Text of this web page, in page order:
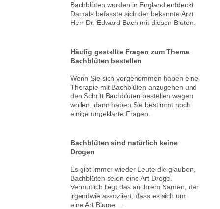
Bachblüten wurden in England entdeckt.
Damals befasste sich der bekannte Arzt
Herr Dr. Edward Bach mit diesen Blüten.
Häufig gestellte Fragen zum Thema
Bachblüten bestellen
Wenn Sie sich vorgenommen haben eine
Therapie mit Bachblüten anzugehen und
den Schritt Bachblüten bestellen wagen
wollen, dann haben Sie bestimmt noch
einige ungeklärte Fragen.
Bachblüten sind natürlich keine
Drogen
Es gibt immer wieder Leute die glauben,
Bachblüten seien eine Art Droge.
Vermutlich liegt das an ihrem Namen, der
irgendwie assoziiert, dass es sich um
eine Art Blume ...